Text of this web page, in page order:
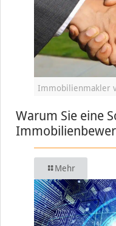
Immobilienmakler
Warum Sie eine
Mehr